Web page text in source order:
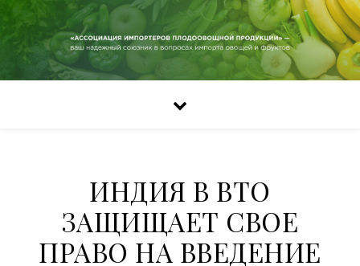
ИНДИЯ В ВТО
ЗАЩИЩАЕТ СВОЕ
ПРАВО НА ВВЕДЕНИЕ